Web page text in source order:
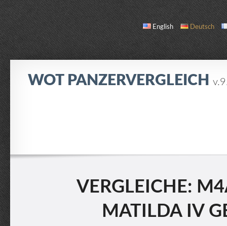
English Deutsch
WOT PANZERVERGLEICH
ÜBER UNS / KONTAKT
VERGLEICHE:
MATILDA IV